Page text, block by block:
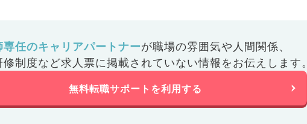
専任のキャリアパートナーが職場の雰囲気や人間関係、
修制度など求人票に掲載されていない情報をお伝えします。
無料転職サポートを利用する